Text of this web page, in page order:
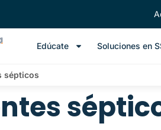
Edúcate Soluciones en
sépticos